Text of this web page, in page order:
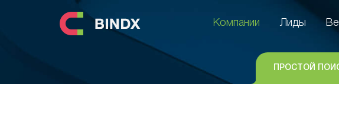
Компании
Лиды
ПРОСТОЙ